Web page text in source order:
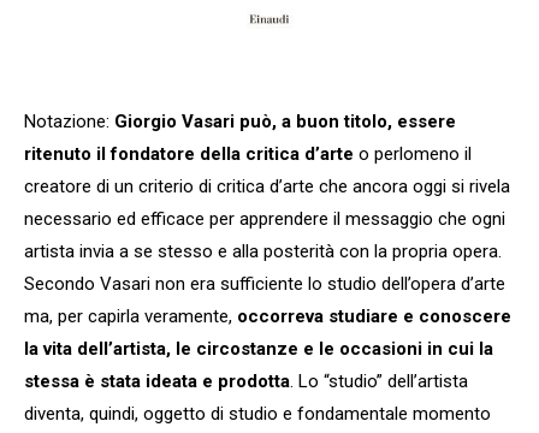
Notazione: Giorgio Vasari può, a buon titolo, essere
ritenuto il fondatore della critica d’arte o perlomeno il
creatore di un criterio di critica d’arte che ancora oggi si rivela
necessario ed efficace per apprendere il messaggio che ogni
artista invia a se stesso e alla posterità con la propria opera.
Secondo Vasari non era sufficiente lo studio dell’opera d’arte
ma, per capirla veramente, occorreva studiare e conoscere
la vita dell’artista, le circostanze e le occasioni in cui la
stessa è stata ideata e prodotta. Lo “studio” dell’artista
diventa, quindi, oggetto di studio e fondamentale momento